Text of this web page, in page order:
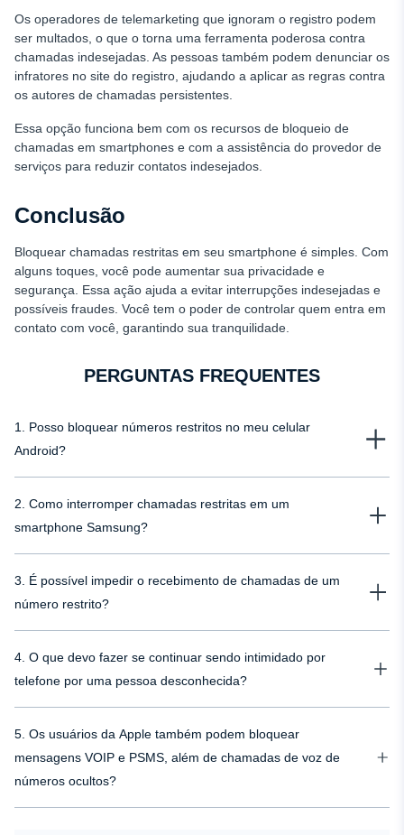
Os operadores de telemarketing que ignoram o registro podem
ser multados, o que o torna uma ferramenta poderosa contra
chamadas indesejadas. As pessoas também podem denunciar os
infratores no site do registro, ajudando a aplicar as regras contra
os autores de chamadas persistentes.
Essa opção funciona bem com os recursos de bloqueio de
chamadas em smartphones e com a assistência do provedor de
serviços para reduzir contatos indesejados.
Conclusão
Bloquear chamadas restritas em seu smartphone é simples. Com
alguns toques, você pode aumentar sua privacidade e
segurança. Essa ação ajuda a evitar interrupções indesejadas e
possíveis fraudes. Você tem o poder de controlar quem entra em
contato com você, garantindo sua tranquilidade.
PERGUNTAS FREQUENTES
1. Posso bloquear números restritos no meu celular
Android?
de bloqueio de chamadas integrado ou instalando o rastreador de telefone
uMobix.
2. Como interromper chamadas restritas em um
smartphone Samsung?
toque em "Configurações", localize e selecione "Bloquear números". Aqui,
você pode ativar a opção para bloquear chamadas anônimas.
3. É possível impedir o recebimento de chamadas de um
número restrito?
ativando os recursos de bloqueio de chamadas anônimas disponíveis nas
configurações do telefone ou por meio do provedor de serviços de telefonia
4. O que devo fazer se continuar sendo intimidado por
telefone por uma pessoa desconhecida?
use o recurso de bloqueio do seu telefone para interromper essas
chamadas e denuncie os incidentes de bullying às autoridades ou a adultos
de confiança para obter mais assistência.
5. Os usuários da Apple também podem bloquear
mensagens VOIP e PSMS, além de chamadas de voz de
números ocultos?